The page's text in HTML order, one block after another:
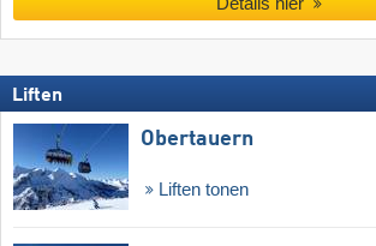
Liften
Obertauern
Liften tonen